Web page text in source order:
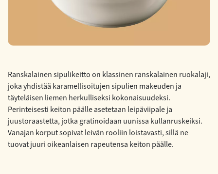
Ranskalainen sipulikeitto on klassinen ranskalainen ruokalaji,
joka yhdistää karamellisoitujen sipulien makeuden ja
täyteläisen liemen herkulliseksi kokonaisuudeksi.
Perinteisesti keiton päälle asetetaan leipäviipale ja
juustoraastetta, jotka gratinoidaan uunissa kullanruskeiksi.
Vanajan korput sopivat leivän rooliin loistavasti, sillä ne
tuovat juuri oikeanlaisen rapeutensa keiton päälle.